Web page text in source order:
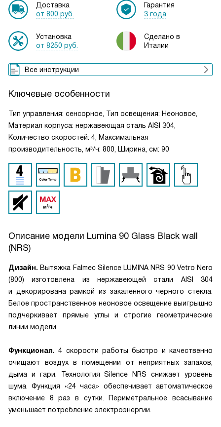
Доставка
от 800 руб.
Установка
от 8250 руб.
Гарантия
3 года
Сделано в
Италии
Все инструкции
Ключевые особенности
Тип управления: сенсорное, Тип освещения: Неоновое,
Материал корпуса: нержавеющая сталь AISI 304,
Количество скоростей: 4, Максимальная
производительность, м³/ч: 800, Ширина, см: 90
Описание модели Lumina 90 Glass Black wall
(NRS)
Дизайн. Вытяжка Falmec Silence LUMINA NRS 90 Vetro Nero
(800) изготовлена из нержавеющей стали AISI 304
и декорирована рамкой из закаленного черного стекла.
Белое пространственное неоновое освещение выигрышно
подчеркивает прямые углы и строгие геометрические
линии модели.
Функционал. 4 скорости работы быстро и качественно
очищают воздух в помещении от неприятных запахов,
дыма и гари. Технология Silence NRS снижает уровень
шума. Функция «24 часа» обеспечивает автоматическое
включение 8 раз в сутки. Периметральное всасывание
уменьшает потребление электроэнергии.